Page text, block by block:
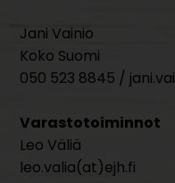
Jani Vainio
Koko Suomi
050 523 8845 /
Varastotoiminnot
Leo Väliä
leo.valia(at)ejh.fi